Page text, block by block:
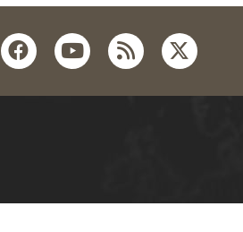
facebookyoutube
rss twitter